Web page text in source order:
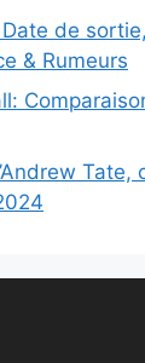
de
& Rumeurs
Tate,